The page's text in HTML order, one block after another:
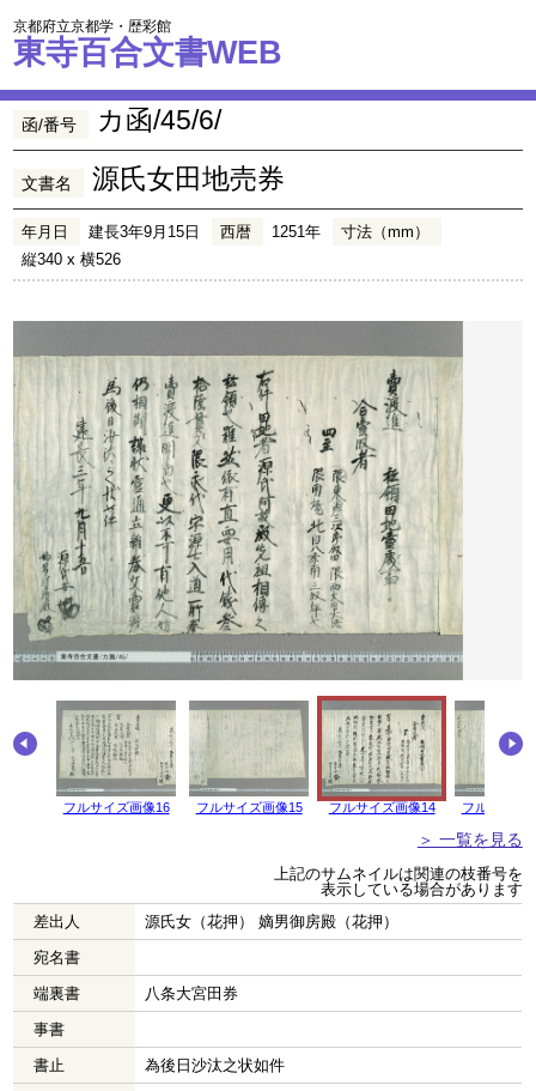
京都府立京都学・歴彩館
東寺百合文書WEB
函/番号 カ函/45/6/
文書名 源氏女田地売券
年月日 建長3年9月15日 西暦 1251年
寸法（mm）
縦340 x 横526
フルサイズ画像16 フルサイズ画像15 フルサイズ画像14 フルサイズ
＞ 一覧を見る
上記のサムネイルは関連の枝番号を
表示している場合があります
差出人
源氏女（花押） 嫡男御房殿（花押）
宛名書
端裏書
八条大宮田券
事書
書止
為後日沙汰之状如件